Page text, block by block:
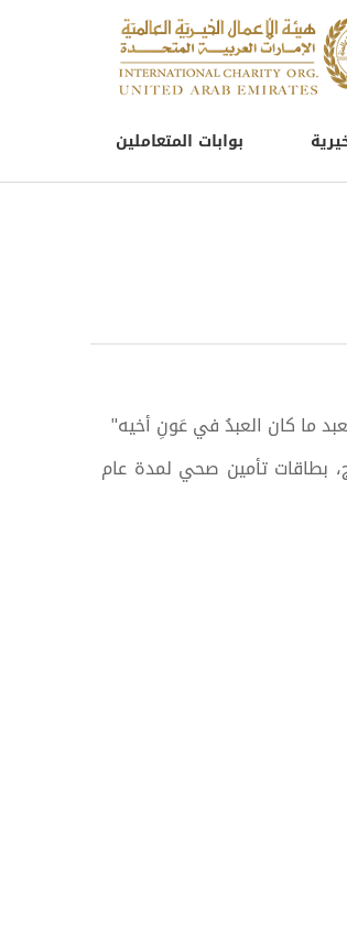
ما كان العبدُ في عَونِ أخيه"
بطاقات تأمين صحي لمدة عام